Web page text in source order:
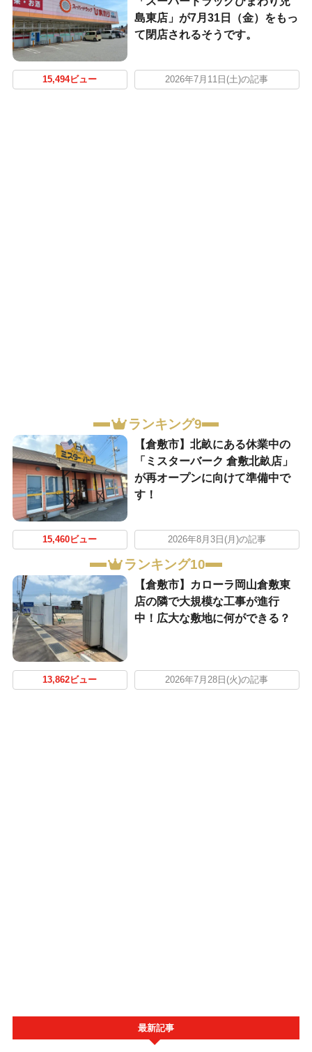
島東店」が7月31日（金）をもっ
て閉店されるそうです。
15,494ビュー 2026年7月11日(土)の記事
ランキング9
【倉敷市】北畝にある休業中の
「ミスターバーク 倉敷北畝店」
が再オープンに向けて準備中で
す！
15,460ビュー 2026年8月3日(月)の記事
ランキング10
【倉敷市】カローラ岡山倉敷東
店の隣で大規模な工事が進行
中！広大な敷地に何ができる？
13,862ビュー 2026年7月28日(火)の記事
最新記事